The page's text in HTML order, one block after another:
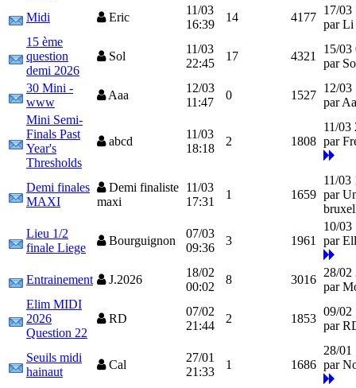
Midi
Eric
11/03
16:39
14 4177
17/03
par Li
15 ème
question
demi 2026
Sol
11/03
22:45
17 4321
15/03
par
30 Mini -
www
Aaa
12/03
11:47
0 1527
12/03
par
Mini Semi-
Finals Past
Year's
Thresholds
abcd
11/03
18:18
2 1808
11/03
par
Demi finales
MAXI
Demi finaliste
maxi
11/03
17:31
1 1659
11/03
par
Lieu 1/2
finale Liege
Bourguignon
07/03
09:36
3 1961
10/03
par
Entrainement J.2026
18/02
00:02
8 3016
28/02
par
Elim MIDI
2026
Question 22
RD
07/02
21:44
2 1853
09/02
par
Seuils midi
hainaut
Cal
27/01
21:33
1 1686
28/01
par